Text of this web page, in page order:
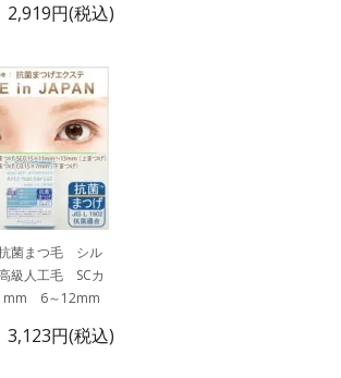
2,919円(税込)
抗菌まつ毛 シル
級人工毛 SCカ
6～12mm
3,123円(税込)